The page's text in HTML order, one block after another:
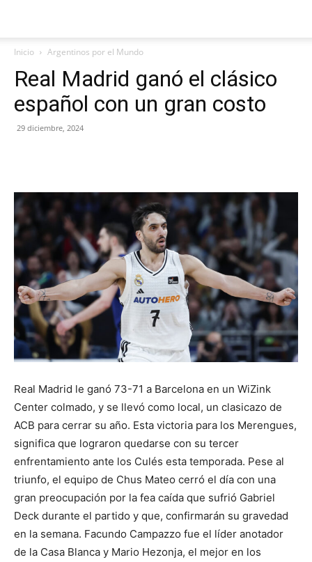
Inicio Argentinos por el Mundo
Real Madrid ganó el clásico
español con un gran costo
29 diciembre, 2024
Real Madrid le ganó 73-71 a Barcelona en un WiZink
Center colmado, y se llevó como local, un clasicazo de
ACB para cerrar su año. Esta victoria para los Merengues,
significa que lograron quedarse con su tercer
enfrentamiento ante los Culés esta temporada. Pese al
triunfo, el equipo de Chus Mateo cerró el día con una
gran preocupación por la fea caída que sufrió Gabriel
Deck durante el partido y que, confirmarán su gravedad
en la semana. Facundo Campazzo fue el líder anotador
de la Casa Blanca y Mario Hezonja, el mejor en los